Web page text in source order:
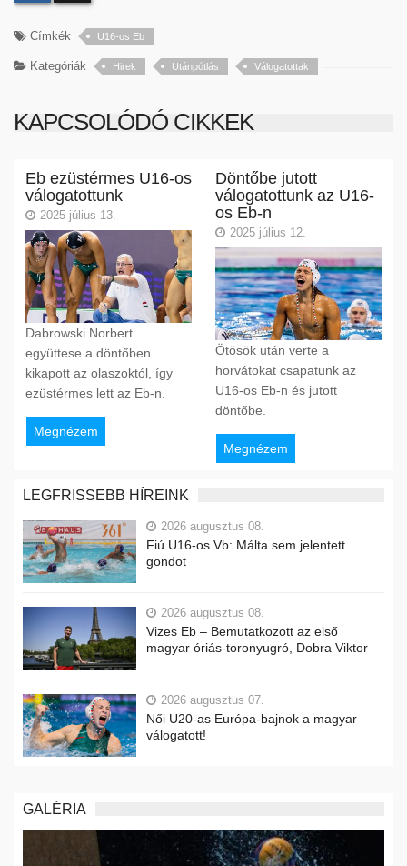
Címkék U16-os Eb
Kategóriák Hirek Utánpótlás Válogatottak
KAPCSOLÓDÓ CIKKEK
Eb ezüstérmes U16-os
válogatottunk
2025 július 13.
Dabrowski Norbert
együttese a döntőben
kikapott az olaszoktól, így
ezüstérmes lett az Eb-n.
Megnézem
Döntőbe jutott
válogatottunk az U16-
os Eb-n
2025 július 12.
Ötösök után verte a
horvátokat csapatunk az
U16-os Eb-n és jutott
döntőbe.
Megnézem
LEGFRISSEBB HÍREINK
2026 augusztus 08.
Fiú U16-os Vb: Málta sem jelentett
gondot
2026 augusztus 08.
Vizes Eb – Bemutatkozott az első
magyar óriás-toronyugró, Dobra Viktor
2026 augusztus 07.
Női U20-as Európa-bajnok a magyar
válogatott!
GALÉRIA